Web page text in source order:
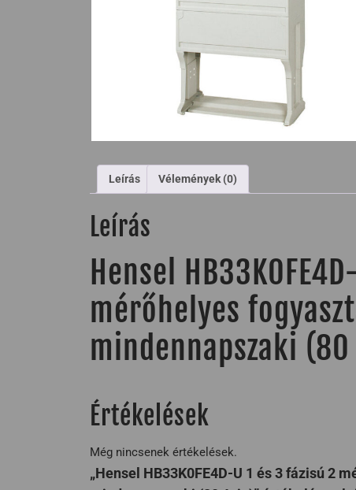
Leírás Vélemények (0)
Leírás
Hensel
mérőhelyes
mindennapszaki
Értékelések
Még nincsenek értékelések.
„Hensel HB33K0FE4D-U 1 és 3 fázisú 2